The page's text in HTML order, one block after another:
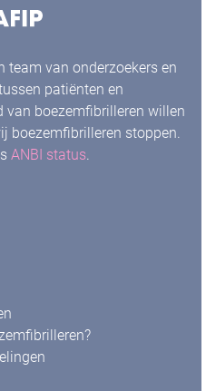
team van onderzoekers en
patiënten en
van boezemfibrilleren willen
boezemfibrilleren stoppen.
ANBI status.